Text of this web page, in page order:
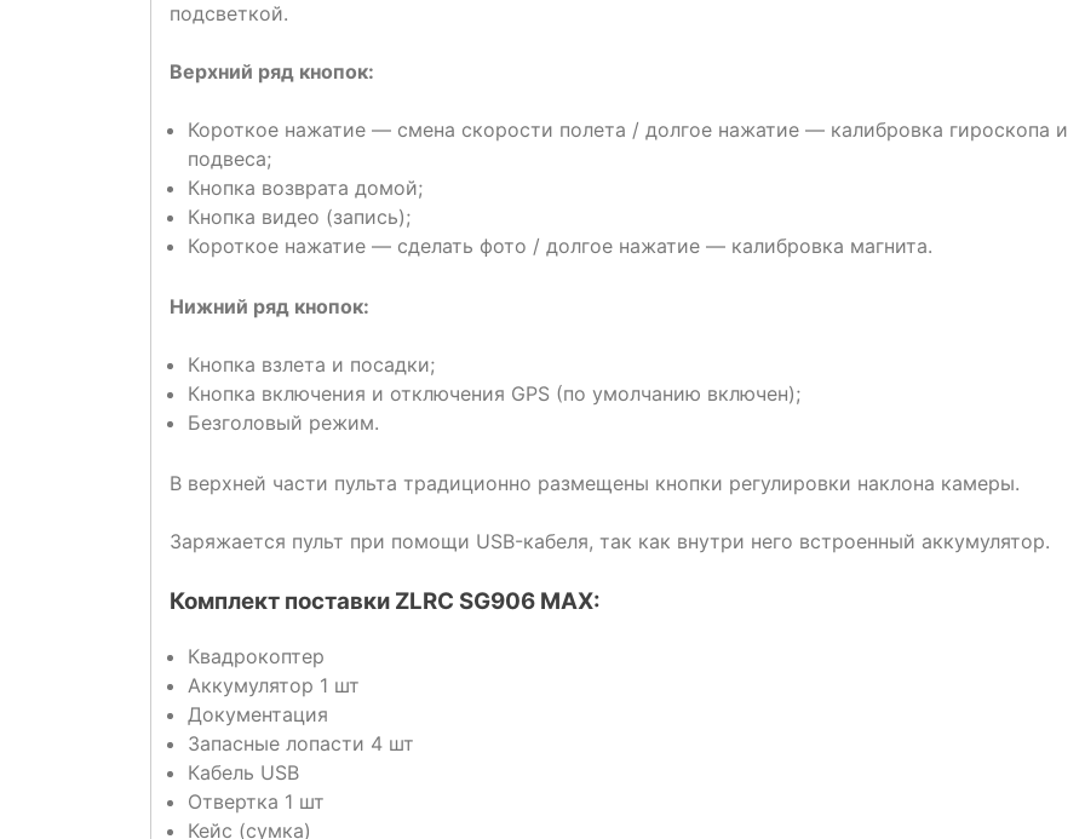
подсветкой.
Верхний ряд кнопок:
Короткое нажатие — смена скорости полета / долгое нажатие — калибровка гироскопа и
подвеса;
Кнопка возврата домой;
Кнопка видео (запись);
Короткое нажатие — сделать фото / долгое нажатие — калибровка магнита.
Нижний ряд кнопок:
Кнопка взлета и посадки;
Кнопка включения и отключения GPS (по умолчанию включен);
Безголовый режим.
В верхней части пульта традиционно размещены кнопки регулировки наклона камеры.
Заряжается пульт при помощи USB-кабеля, так как внутри него встроенный аккумулятор.
Комплект поставки ZLRC SG906 MAX:
Квадрокоптер
Аккумулятор 1 шт
Документация
Запасные лопасти 4 шт
Кабель USB
Отвертка 1 шт
Кейс (сумка)